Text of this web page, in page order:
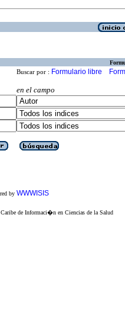
Buscar por : Formulario libre
en el campo
by WWWISIS
de Informaci�n en Ciencias de la Salud